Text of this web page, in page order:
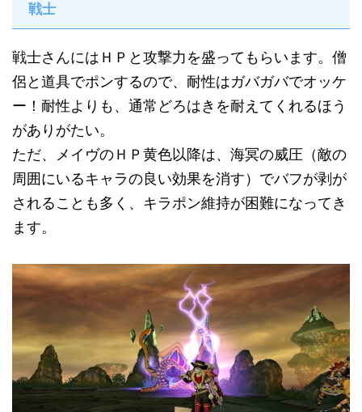
戦士
戦士さんにはＨＰと攻撃力を盛ってもらいます。僧
侶と道具でポンするので、耐性はガバガバでオッケ
ー！耐性よりも、通常どろはきを耐えてくれるほう
がありがたい。
ただ、メイヴのＨＰ黄色以降は、海冥の威圧（敵の
周囲にいるキャラの良い効果を消す）でバフが剥が
されることも多く、キラポン維持が困難になってき
ます。